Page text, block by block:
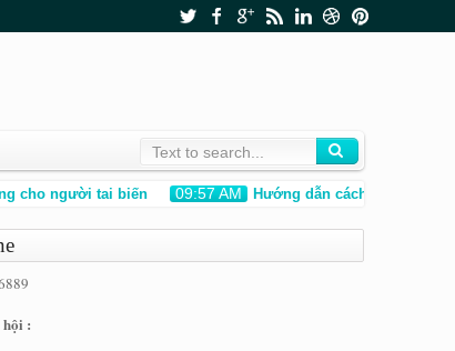
người tai biến 09:57 AM Hướng dẫn cách làm kính bơi
: